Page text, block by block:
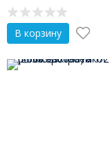
В корзину